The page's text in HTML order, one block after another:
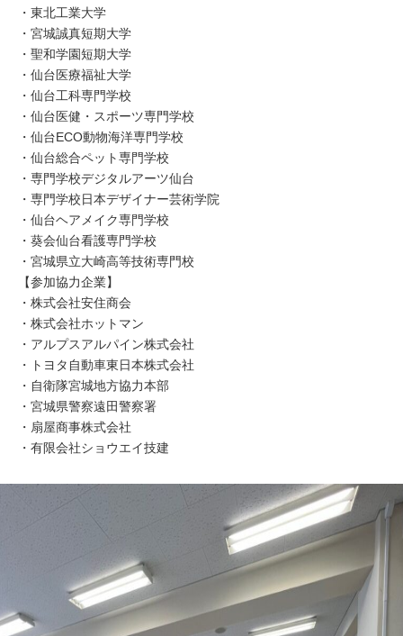
・東北工業大学
・宮城誠真短期大学
・聖和学園短期大学
・仙台医療福祉大学
・仙台工科専門学校
・仙台医健・スポーツ専門学校
・仙台ECO動物海洋専門学校
・仙台総合ペット専門学校
・専門学校デジタルアーツ仙台
・専門学校日本デザイナー芸術学院
・仙台ヘアメイク専門学校
・葵会仙台看護専門学校
・宮城県立大崎高等技術専門校
【参加協力企業】
・株式会社安住商会
・株式会社ホットマン
・アルプスアルパイン株式会社
・トヨタ自動車東日本株式会社
・自衛隊宮城地方協力本部
・宮城県警察遠田警察署
・扇屋商事株式会社
・有限会社ショウエイ技建